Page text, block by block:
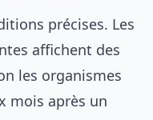
précises. Les
affichent des
les organismes
mois après un